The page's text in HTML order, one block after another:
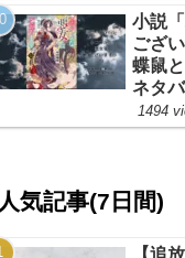
小説
ござ
蝶鼠
ネタ
1494
人気記事(7日間)
【追